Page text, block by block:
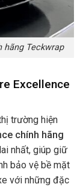
hãng Teckwrap
Excellence
trường hiện
chính hãng
nhất, giúp giữ
bảo vệ bề mặt
với những đặc